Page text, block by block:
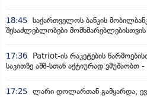
18:45 საქართველოს ბანკის
შესაძლებლობები მომხმარებლებისთვის
17:36
Patriot-ის რაკეტების
საკითზე აშშ-სთან აქტიურად ვმუშაობთ -
17:25 ლარი დოლართან გამყარდა,